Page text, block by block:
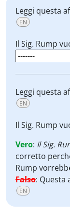
Leggi questa
EN
Il Sig. Rump
Leggi questa
EN
Il Sig. Rump
Vero: Il Sig.
corretto
Rump
Falso: Questa
EN